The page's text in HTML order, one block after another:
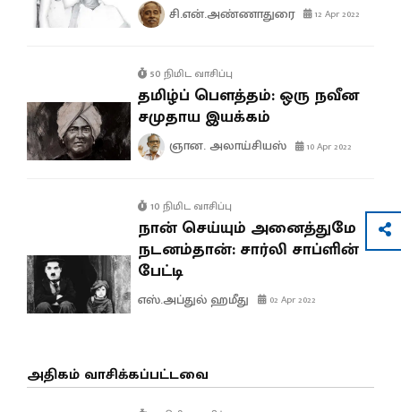
சி.என்.அண்ணாதுரை 12 Apr 2022
50 நிமிட வாசிப்பு
தமிழ்ப் பௌத்தம்: ஒரு நவீன
சமுதாய இயக்கம்
ஞான. அலாய்சியஸ் 10 Apr 2022
10 நிமிட வாசிப்பு
நான் செய்யும் அனைத்துமே
நடனம்தான்: சார்லி சாப்ளின்
பேட்டி
எஸ்.அப்துல் ஹமீது 02 Apr 2022
அதிகம் வாசிக்கப்பட்டவை